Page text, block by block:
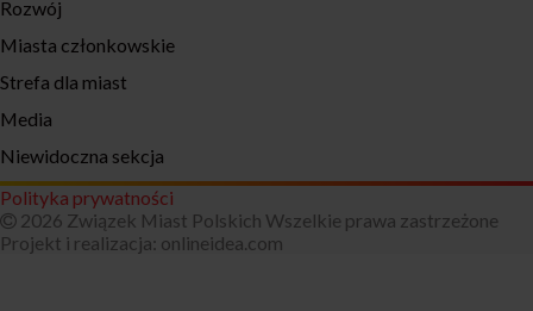
Rozwój
Miasta członkowskie
Strefa dla miast
Media
Niewidoczna sekcja
Polityka prywatności
2026 Związek Miast Polskich Wszelkie prawa zastrzeżone
Projekt i realizacja: onlineidea.com